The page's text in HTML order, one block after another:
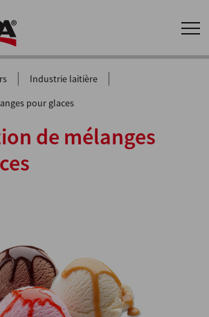
| Industrie laitière |
pour glaces
de mélanges